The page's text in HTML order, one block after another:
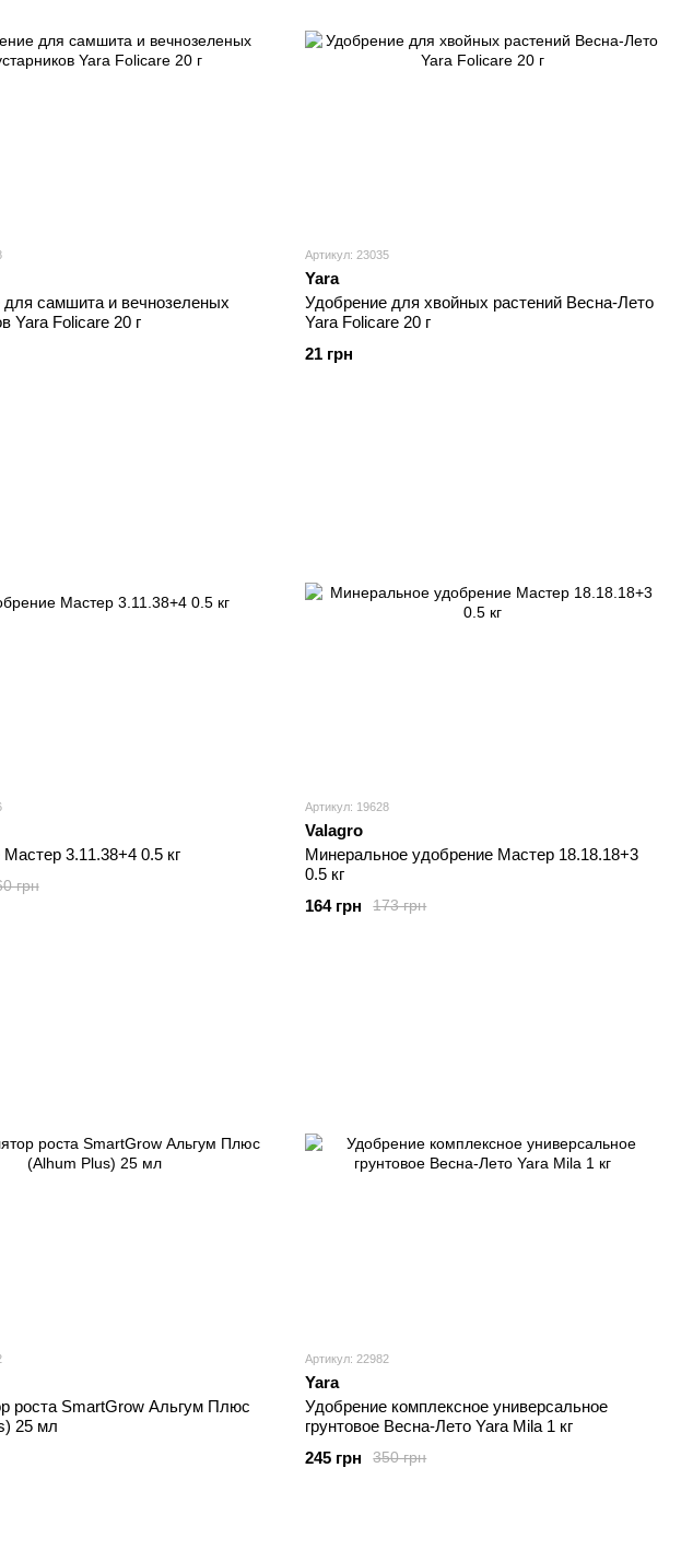
самшита и вечнозеленых
Yara Folicare 20 г
Артикул: 23035
Yara
Удобрение для хвойных растений Весна-Лето
Yara Folicare 20 г
21 грн
3.11.38+4 0.5 кг
грн
Артикул: 19628
Valagro
Минеральное удобрение Мастер 18.18.18+3
0.5 кг
173 грн
164 грн
роста SmartGrow Альгум Плюс
25 мл
Артикул: 22982
Yara
Удобрение комплексное универсальное
грунтовое Весна-Лето Yara Mila 1 кг
350 грн
245 грн